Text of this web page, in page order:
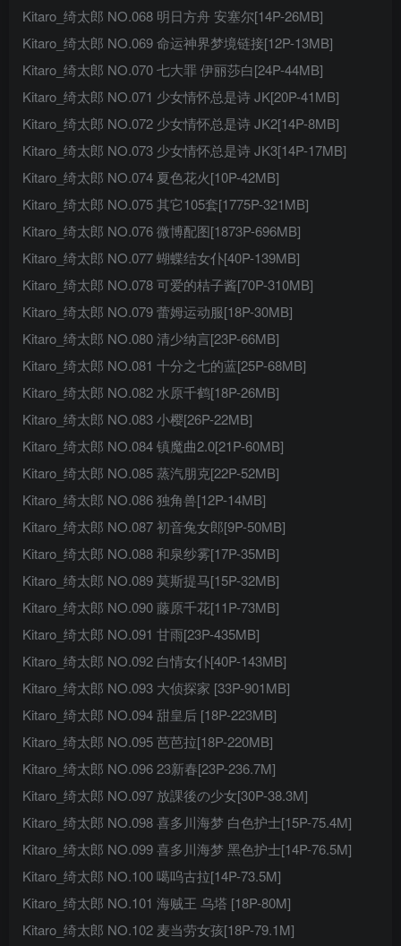
Kitaro_绮太郎 NO.068 明日方舟 安塞尔[14P-26MB]
Kitaro_绮太郎 NO.069 命运神界梦境链接[12P-13MB]
Kitaro_绮太郎 NO.070 七大罪 伊丽莎白[24P-44MB]
Kitaro_绮太郎 NO.071 少女情怀总是诗 JK[20P-41MB]
Kitaro_绮太郎 NO.072 少女情怀总是诗 JK2[14P-8MB]
Kitaro_绮太郎 NO.073 少女情怀总是诗 JK3[14P-17MB]
Kitaro_绮太郎 NO.074 夏色花火[10P-42MB]
Kitaro_绮太郎 NO.075 其它105套[1775P-321MB]
Kitaro_绮太郎 NO.076 微博配图[1873P-696MB]
Kitaro_绮太郎 NO.077 蝴蝶结女仆[40P-139MB]
Kitaro_绮太郎 NO.078 可爱的桔子酱[70P-310MB]
Kitaro_绮太郎 NO.079 蕾姆运动服[18P-30MB]
Kitaro_绮太郎 NO.080 清少纳言[23P-66MB]
Kitaro_绮太郎 NO.081 十分之七的蓝[25P-68MB]
Kitaro_绮太郎 NO.082 水原千鹤[18P-26MB]
Kitaro_绮太郎 NO.083 小樱[26P-22MB]
Kitaro_绮太郎 NO.084 镇魔曲2.0[21P-60MB]
Kitaro_绮太郎 NO.085 蒸汽朋克[22P-52MB]
Kitaro_绮太郎 NO.086 独角兽[12P-14MB]
Kitaro_绮太郎 NO.087 初音兔女郎[9P-50MB]
Kitaro_绮太郎 NO.088 和泉纱雾[17P-35MB]
Kitaro_绮太郎 NO.089 莫斯提马[15P-32MB]
Kitaro_绮太郎 NO.090 藤原千花[11P-73MB]
Kitaro_绮太郎 NO.091 甘雨[23P-435MB]
Kitaro_绮太郎 NO.092 白情女仆[40P-143MB]
Kitaro_绮太郎 NO.093 大侦探家 [33P-901MB]
Kitaro_绮太郎 NO.094 甜皇后 [18P-223MB]
Kitaro_绮太郎 NO.095 芭芭拉[18P-220MB]
Kitaro_绮太郎 NO.096 23新春[23P-236.7M]
Kitaro_绮太郎 NO.097 放課後の少女[30P-38.3M]
Kitaro_绮太郎 NO.098 喜多川海梦 白色护士[15P-75.4M]
Kitaro_绮太郎 NO.099 喜多川海梦 黑色护士[14P-76.5M]
Kitaro_绮太郎 NO.100 噶呜古拉[14P-73.5M]
Kitaro_绮太郎 NO.101 海贼王 乌塔 [18P-80M]
Kitaro_绮太郎 NO.102 麦当劳女孩[18P-79.1M]